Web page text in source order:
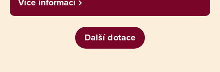
Více informací
Další dotace